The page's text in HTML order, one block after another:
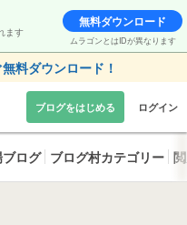
ます
無料ダウンロード
ムラゴンとはIDが異なります
料ダウンロード！
ブログをはじめる ログイン
ログ ブログ村カテゴリー